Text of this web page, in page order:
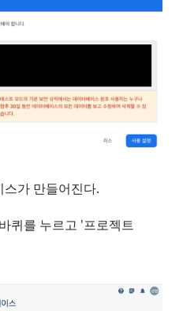
가 만들어진다.
퀴를 누르고 '프로젝트